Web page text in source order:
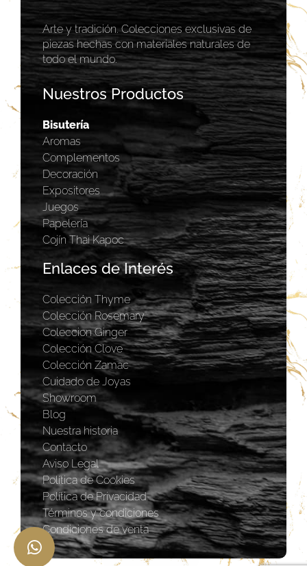
Arte y tradición. Colecciones exclusivas de
piezas hechas con materiales naturales de
todo el mundo.
Nuestros Productos
Bisutería
Aromas
Complementos
Decoración
Expositores
Juegos
Papelería
Cojín Thai Kapoc
Enlaces de Interés
Colección Thyme
Colección Rosemary
Coleccion Ginger
Colección Clove
Colección Zamac
Cuidado de Joyas
Showroom
Blog
Nuestra historia
Contacto
Aviso Legal
Política de Cookies
Política de Privacidad
Términos y condiciones
Condiciones de venta